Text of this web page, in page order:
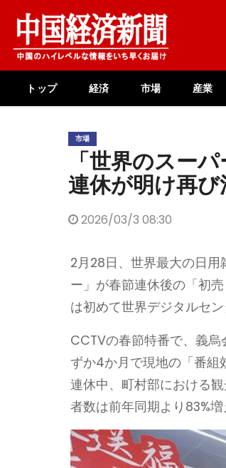
content
トップ 経済 市場 産業
市場
「世界のスー
連休が明け再び
2026/03/3 08:30
2月28日、世界最大の日
ー」が春節連休後の「初
は初めて世界デジタルセ
CCTVの春節特番で、義
ずか4か月で現地の「番組
連休中、町村部における
者数は前年同期より83%